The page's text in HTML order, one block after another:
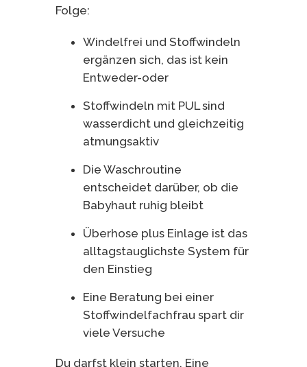
Folge:
Windelfrei und Stoffwindeln
ergänzen sich, das ist kein
Entweder-oder
Stoffwindeln mit PUL sind
wasserdicht und gleichzeitig
atmungsaktiv
Die Waschroutine
entscheidet darüber, ob die
Babyhaut ruhig bleibt
Überhose plus Einlage ist das
alltagstauglichste System für
den Einstieg
Eine Beratung bei einer
Stoffwindelfachfrau spart dir
viele Versuche
Du darfst klein starten. Eine